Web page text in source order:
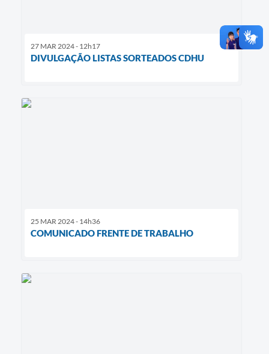
27 MAR 2024 - 12h17
DIVULGAÇÃO LISTAS SORTEADOS CDHU
25 MAR 2024 - 14h36
COMUNICADO FRENTE DE TRABALHO